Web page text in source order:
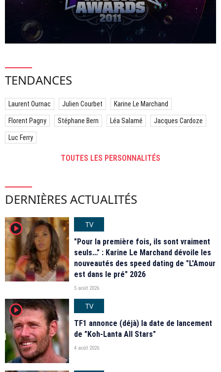
TENDANCES
Laurent Ournac Julien Courbet Karine Le Marchand
Florent Pagny Stéphane Bern Léa Salamé Jacques Cardoze
Luc Ferry
TOUTES LES PERSONNALITÉS
DERNIÈRES ACTUALITÉS
player2
TV
"Pour la première fois, ils sont vraiment
seuls…" : Karine Le Marchand dévoile les
nouveautés des speed dating de "L'Amour
est dans le pré" 2026
5 août 2026
player2
TV
TF1 annonce (déjà) la date de lancement
de "Koh-Lanta All Stars"
4 août 2026